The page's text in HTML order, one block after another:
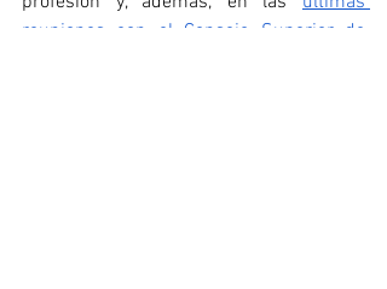
reuniones con el Consejo Superior de